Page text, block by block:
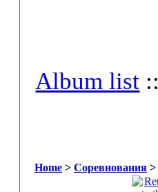
Album list ::
Home > Соревнования >